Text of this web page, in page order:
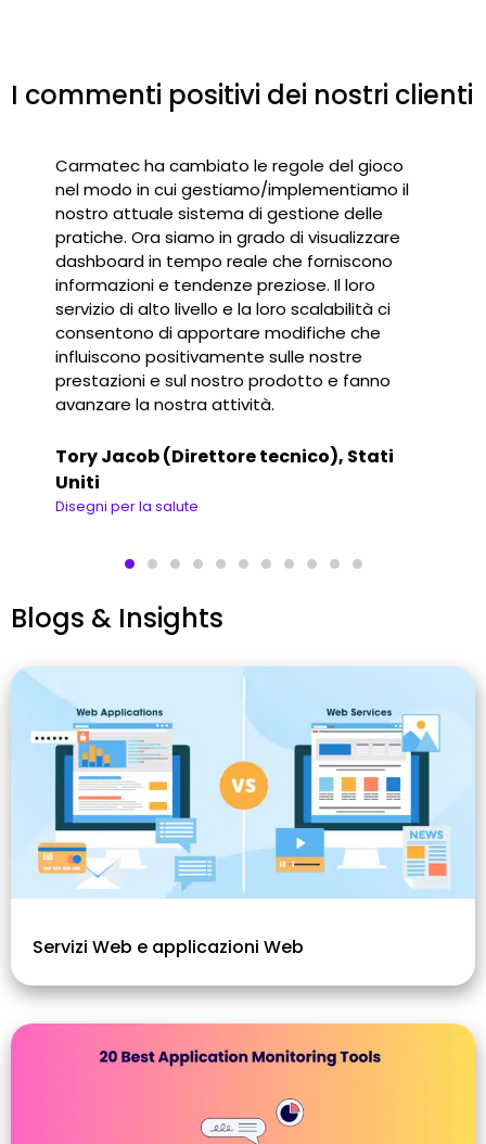
I commenti positivi dei nostri clienti
Carmatec ha cambiato le regole del gioco
nel modo in cui gestiamo/implementiamo il
nostro attuale sistema di gestione delle
pratiche. Ora siamo in grado di visualizzare
dashboard in tempo reale che forniscono
informazioni e tendenze preziose. Il loro
servizio di alto livello e la loro scalabilità ci
consentono di apportare modifiche che
influiscono positivamente sulle nostre
prestazioni e sul nostro prodotto e fanno
avanzare la nostra attività.
Tory Jacob (Direttore tecnico), Stati
Uniti
Disegni per la salute
Blogs & Insights
Servizi Web e applicazioni Web